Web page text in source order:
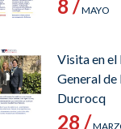
8 /MAYO
Visita en el
General de
Ducrocq
28 /